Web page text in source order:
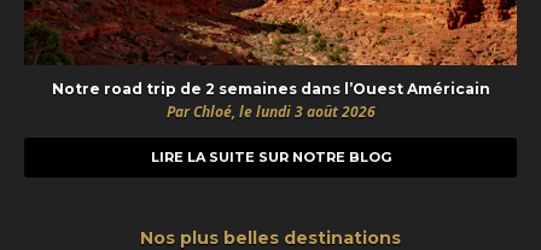
Notre road trip de 2 semaines dans l’Ouest Américain
Par Chloé, le lundi 3 août 2026
LIRE LA SUITE SUR NOTRE BLOG
Nos plus belles destinations